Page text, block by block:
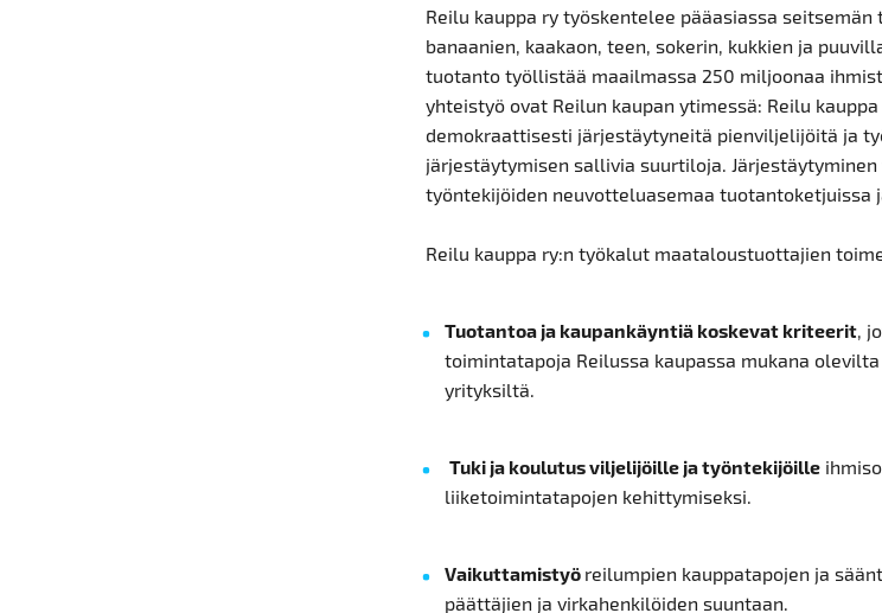
Reilu kauppa ry työskentelee pääasiassa
banaanien, kaakaon, teen, sokerin, kukkien ja
tuotanto työllistää maailmassa 250 miljoonaa
yhteistyö ovat Reilun kaupan ytimessä: Reilu
demokraattisesti järjestäytyneitä pienviljelijöitä ja
järjestäytymisen sallivia suurtiloja.
työntekijöiden neuvotteluasemaa tuotantoketjuissa
Reilu kauppa ry:n työkalut maataloustuottajien
Tuotantoa ja kaupankäyntiä koskevat kriteerit,
toimintatapoja Reilussa kaupassa mukana
yrityksiltä.
Tuki ja koulutus viljelijöille ja työntekijöille
liiketoimintatapojen kehittymiseksi.
Vaikuttamistyö reilumpien kauppatapojen ja
päättäjien ja virkahenkilöiden suuntaan.